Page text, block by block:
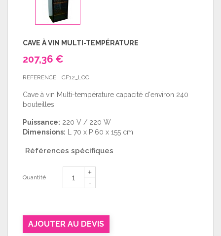
CAVE À VIN MULTI-TEMPÉRATURE
207,36 €
REFERENCE: CF12_LOC
Cave à vin Multi-température capacité d'environ 240
bouteilles
Puissance: 220 V / 220 W
Dimensions: L 70 x P 60 x 155 cm
Références spécifiques
Quantité
AJOUTER AU DEVIS